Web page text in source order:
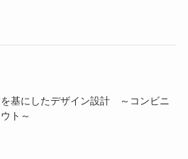
基にしたデザイン設計 ～コンビニ
ト～